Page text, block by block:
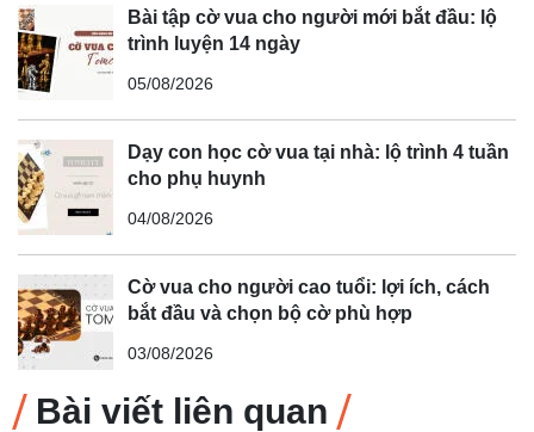
Bài tập cờ vua cho người mới bắt đầu: lộ
trình luyện 14 ngày
05/08/2026
Dạy con học cờ vua tại nhà: lộ trình 4 tuần
cho phụ huynh
04/08/2026
Cờ vua cho người cao tuổi: lợi ích, cách
bắt đầu và chọn bộ cờ phù hợp
03/08/2026
Bài viết liên quan